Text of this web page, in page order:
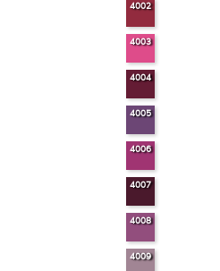
4002
4003
4004
4005
4006
4007
4008
4009